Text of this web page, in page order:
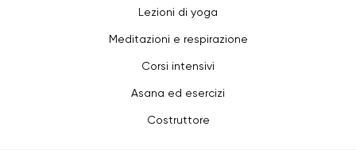
Lezioni di yoga
Meditazioni e respirazione
Corsi intensivi
Asana ed esercizi
Costruttore